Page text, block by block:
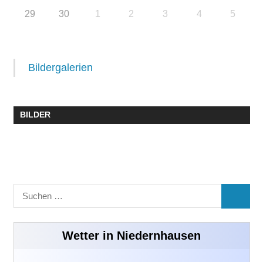
29 30 1 2 3 4 5
Bildergalerien
BILDER
Suchen
nach:
Wetter in Niedernhausen